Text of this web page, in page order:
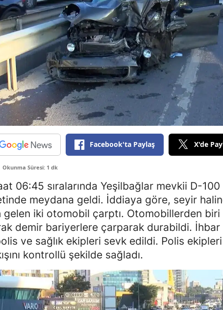
Facebook'ta Paylaş X'de
Okunma Süresi: 1 dk
06:45 sıralarında Yeşilbağlar mevkii D-
meydana geldi. İddiaya göre, seyir
gelen iki otomobil çarptı. Otomobillerden
demir bariyerlere çarparak durabildi. İhbar
ve sağlık ekipleri sevk edildi. Polis
kontrollü şekilde sağladı.